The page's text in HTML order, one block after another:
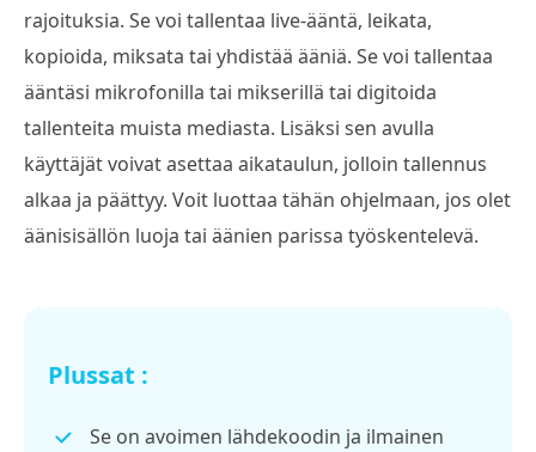
rajoituksia. Se voi tallentaa live-ääntä, leikata,
kopioida, miksata tai yhdistää ääniä. Se voi tallentaa
ääntäsi mikrofonilla tai mikserillä tai digitoida
tallenteita muista mediasta. Lisäksi sen avulla
käyttäjät voivat asettaa aikataulun, jolloin tallennus
alkaa ja päättyy. Voit luottaa tähän ohjelmaan, jos olet
äänisisällön luoja tai äänien parissa työskentelevä.
Plussat :
Se on avoimen lähdekoodin ja ilmainen